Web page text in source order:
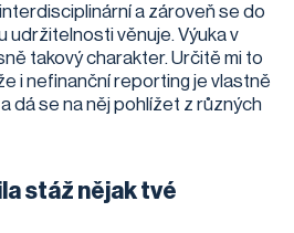
a zároveň se do
udržitelnosti věnuje. Výuka v
takový charakter. Určitě mi to
i nefinanční reporting je vlastně
dá se na něj pohlížet z různých
stáž nějak tvé